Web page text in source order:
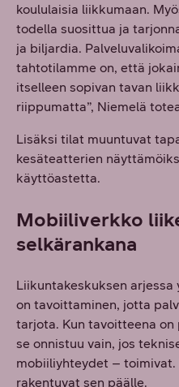
koululaisia liikkumaan.
todella suosittua ja
ja biljardia.
tahtotilamme on, että
itselleen sopivan tavan
riippumatta”, Niemelä
Lisäksi tilat muuntuvat
kesäteatterien
käyttöastetta.
Mobiiliverkko
selkärankana
Liikuntakeskuksen
on tavoittaminen, jotta
tarjota. Kun tavoitteena
se onnistuu vain, jos
mobiiliyhteydet – toimivat.
rakentuvat sen päälle.